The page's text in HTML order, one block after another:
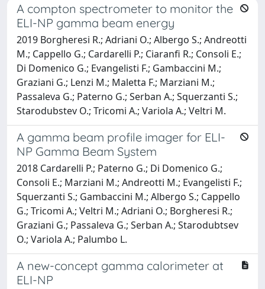
A compton spectrometer to monitor the
ELI-NP gamma beam energy
2019 Borgheresi R.; Adriani O.; Albergo S.; Andreotti
M.; Cappello G.; Cardarelli P.; Ciaranfi R.; Consoli E.;
Di Domenico G.; Evangelisti F.; Gambaccini M.;
Graziani G.; Lenzi M.; Maletta F.; Marziani M.;
Passaleva G.; Paterno G.; Serban A.; Squerzanti S.;
Starodubstev O.; Tricomi A.; Variola A.; Veltri M.
A gamma beam profile imager for ELI-
NP Gamma Beam System
2018 Cardarelli P.; Paterno G.; Di Domenico G.;
Consoli E.; Marziani M.; Andreotti M.; Evangelisti F.;
Squerzanti S.; Gambaccini M.; Albergo S.; Cappello
G.; Tricomi A.; Veltri M.; Adriani O.; Borgheresi R.;
Graziani G.; Passaleva G.; Serban A.; Starodubtsev
O.; Variola A.; Palumbo L.
A new-concept gamma calorimeter at
ELI-NP